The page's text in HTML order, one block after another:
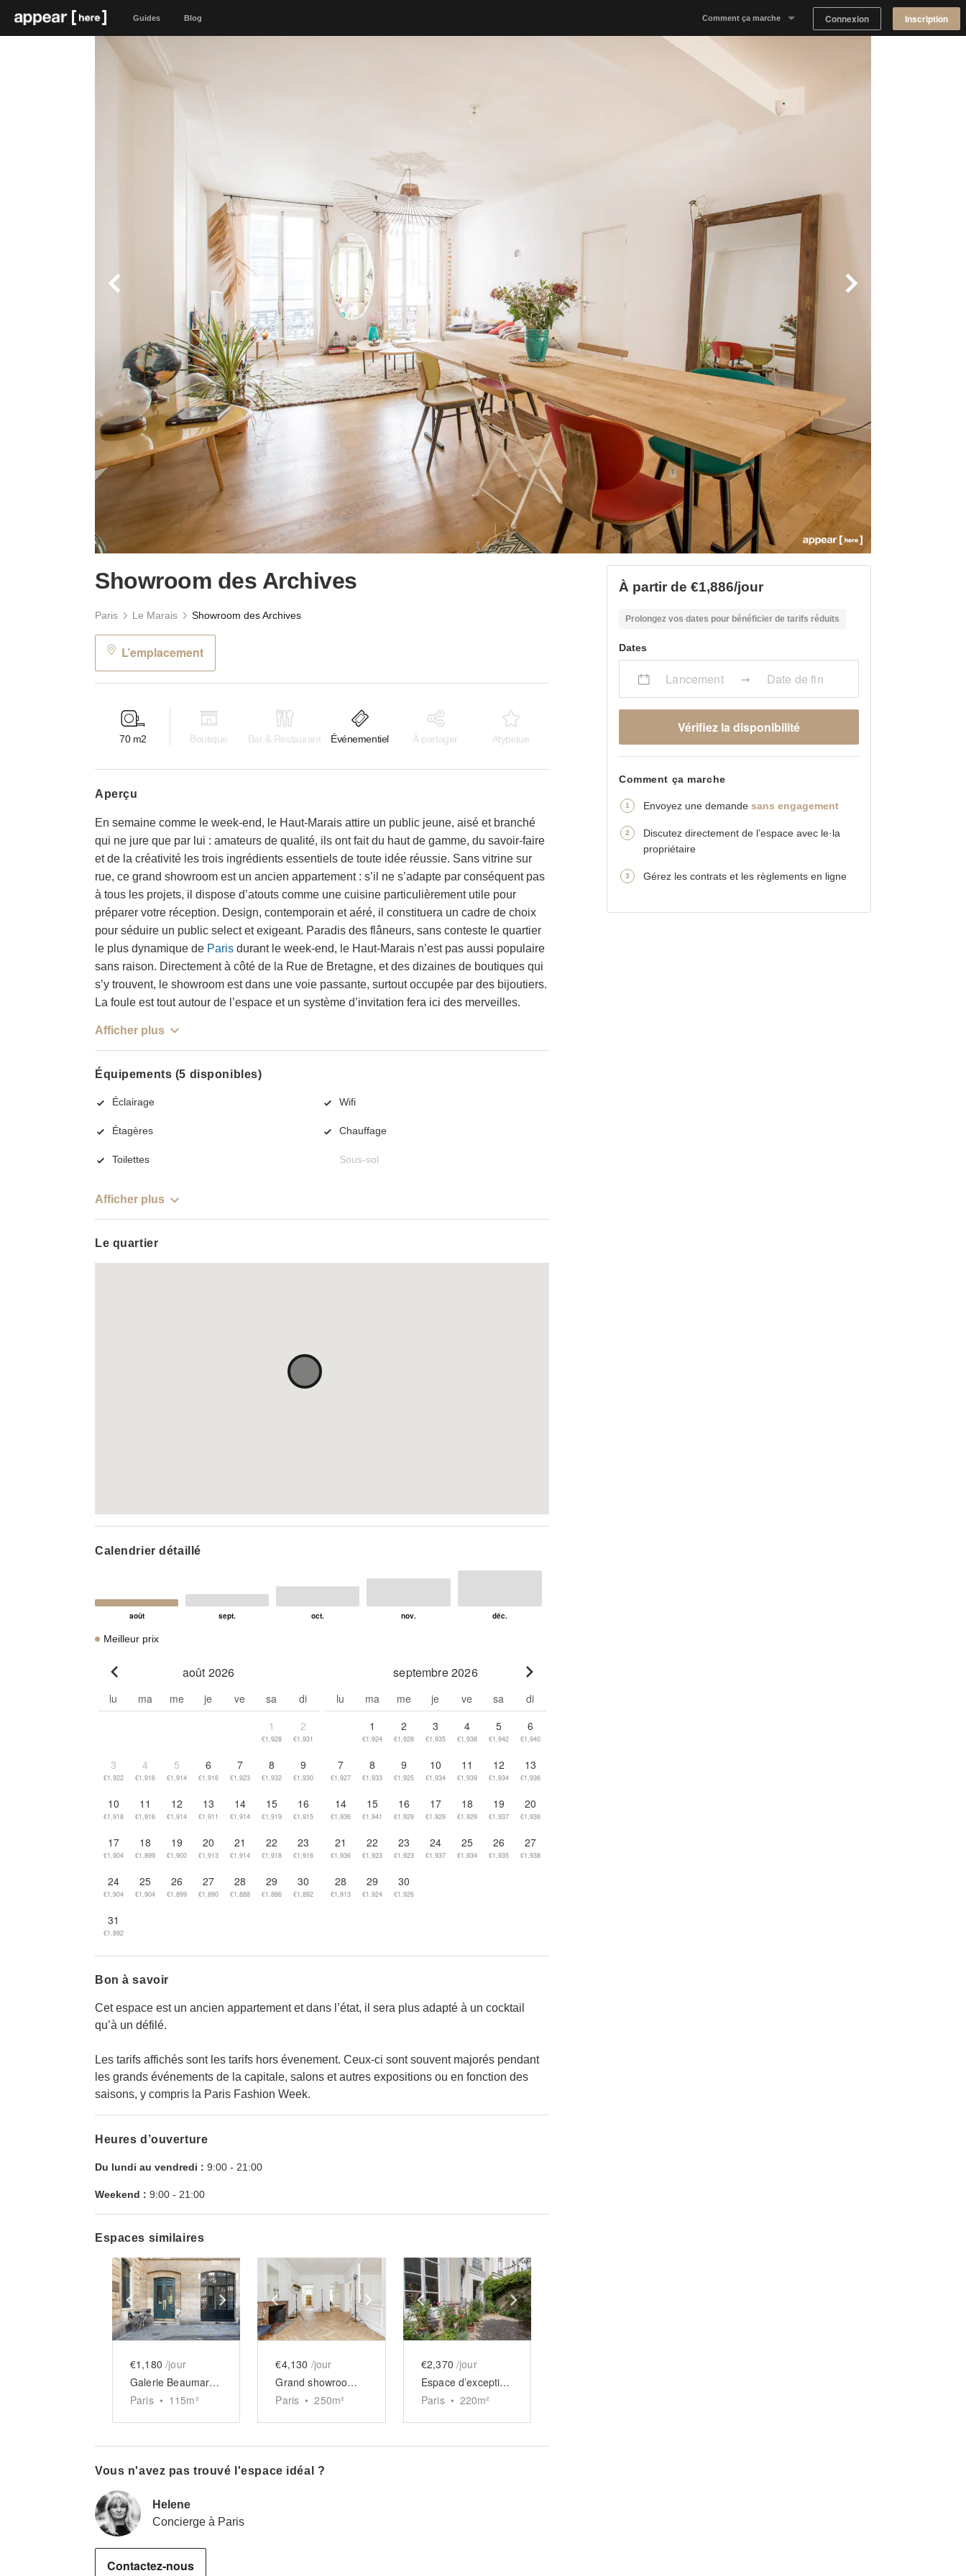
Guides Blog Comment ça marche
Proposer un espace
Connexion Inscription
Showroom des Archives
Paris Le Marais Showroom des Archives
L’emplacement
70 m2 Boutique Bar & Restaurant Événementiel À partager Atypique
aperçu
En semaine comme le week-end, le Haut-Marais attire un public jeune, aisé et branché
qui ne jure que par lui : amateurs de qualité, ils ont fait du haut de gamme, du savoir-faire
et de la créativité les trois ingrédients essentiels de toute idée réussie. Sans vitrine sur
rue, ce grand showroom est un ancien appartement : s’il ne s’adapte par conséquent pas
à tous les projets, il dispose d’atouts comme une cuisine particulièrement utile pour
préparer votre réception. Design, contemporain et aéré, il constituera un cadre de choix
pour séduire un public select et exigeant. Paradis des flâneurs, sans conteste le quartier
le plus dynamique de Paris durant le week-end, le Haut-Marais n’est pas aussi populaire
sans raison. Directement à côté de la Rue de Bretagne, et des dizaines de boutiques qui
s’y trouvent, le showroom est dans une voie passante, surtout occupée par des bijoutiers.
La foule est tout autour de l’espace et un système d’invitation fera ici des merveilles.
Afficher plus
Équipements (5 disponibles)
Éclairage Wifi
Étagères Chauffage
Toilettes Sous-sol
Afficher plus
Le quartier
Calendrier détaillé
Meilleur prix
août 2026
lu ma me je ve sa
di
1
€1,928
2
€1,931
3
€1,922
4
€1,916
5
€1,914
6
€1,916
7
€1,923
8
€1,932
9
€1,930
10
€1,918
11
€1,916
12
€1,914
13
€1,911
14
€1,914
15
€1,919
16
€1,915
17
€1,904
18
€1,899
19
€1,900
20
€1,913
21
€1,914
22
€1,918
23
€1,916
24
€1,904
25
€1,904
26
€1,899
27
€1,890
28
€1,888
29
€1,886
30
€1,892
31
€1,892
septembre 2026
lu ma me je ve sa
di
1
€1,924
2
€1,928
3
€1,935
4
€1,938
5
€1,942
6
€1,940
7
€1,927
8
€1,933
9
€1,925
10
€1,934
11
€1,939
12
€1,934
13
€1,936
14
€1,936
15
€1,941
16
€1,929
17
€1,929
18
€1,929
19
€1,937
20
€1,936
21
€1,936
22
€1,923
23
€1,923
24
€1,937
25
€1,934
26
€1,935
27
€1,938
28
€1,913
29
€1,924
30
€1,926
Bon à savoir
Cet espace est un ancien appartement et dans l’état, il sera plus adapté à un cocktail
qu’à un défilé.
Les tarifs affichés sont les tarifs hors évenement. Ceux-ci sont souvent majorés pendant
les grands événements de la capitale, salons et autres expositions ou en fonction des
saisons, y compris la Paris Fashion Week.
Heures d’ouverture
Du lundi au vendredi : 9:00 - 21:00
Weekend : 9:00 - 21:00
Espaces similaires
Show previous slideShow next slide
€1,180 /jour
Galerie Beaumarchais Vosges
Paris • 115m²
Show previous slideShow next slide
€4,130 /jour
Grand showroom Saint-Honoré
Paris • 250m²
Show previous slideShow next slide
€2,370 /jour
Espace d’exception Paradis
Paris • 220m²
Vous n'avez pas trouvé l'espace idéal ?
Helene
Concierge à Paris
Contactez-nous
À partir de €1,886/jour
Prolongez vos dates pour bénéficier de tarifs réduits
Dates
Lancement Date de fin
Vérifiez la disponibilité
Comment ça marche
Envoyez une demandesans engagement
Discutez directement de l’espace avec le·la
propriétaire
Gérez les contrats et les règlements en ligne